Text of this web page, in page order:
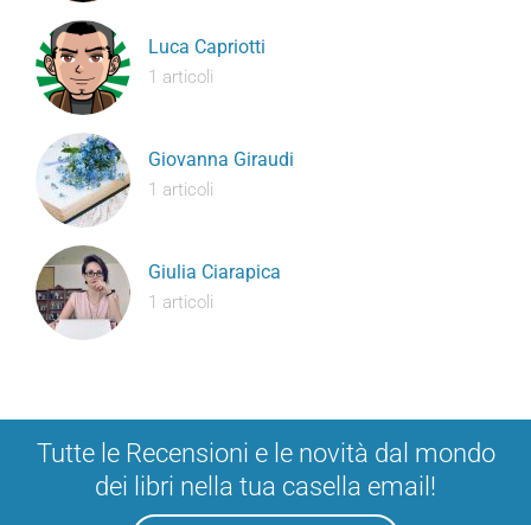
Luca Capriotti
1 articoli
Giovanna Giraudi
1 articoli
Giulia Ciarapica
1 articoli
Tutte le Recensioni e le novità dal mondo
dei libri nella tua casella email!